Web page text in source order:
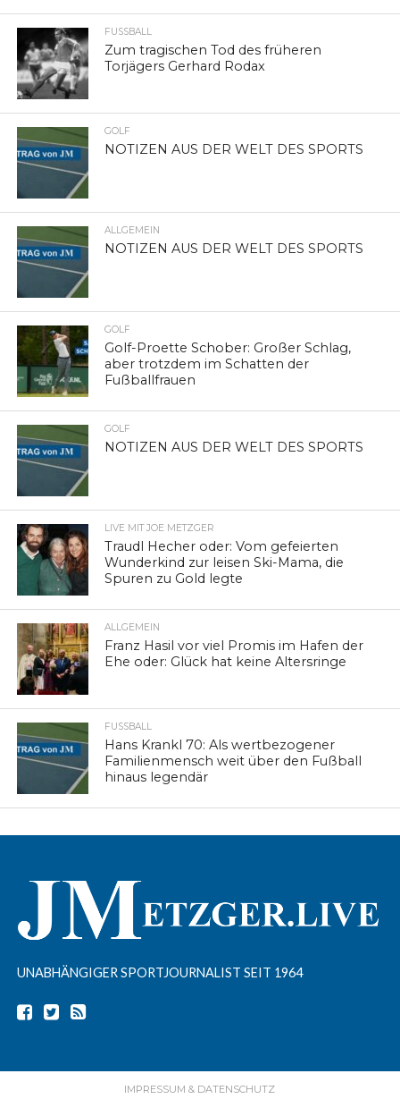
FUSSBALL
Zum tragischen Tod des früheren
Torjägers Gerhard Rodax
GOLF
NOTIZEN AUS DER WELT DES SPORTS
ALLGEMEIN
NOTIZEN AUS DER WELT DES SPORTS
GOLF
Golf-Proette Schober: Großer Schlag,
aber trotzdem im Schatten der
Fußballfrauen
GOLF
NOTIZEN AUS DER WELT DES SPORTS
LIVE MIT JOE METZGER
Traudl Hecher oder: Vom gefeierten
Wunderkind zur leisen Ski-Mama, die
Spuren zu Gold legte
ALLGEMEIN
Franz Hasil vor viel Promis im Hafen der
Ehe oder: Glück hat keine Altersringe
FUSSBALL
Hans Krankl 70: Als wertbezogener
Familienmensch weit über den Fußball
hinaus legendär
UNABHÄNGIGER SPORTJOURNALIST SEIT 1964
IMPRESSUM & DATENSCHUTZ